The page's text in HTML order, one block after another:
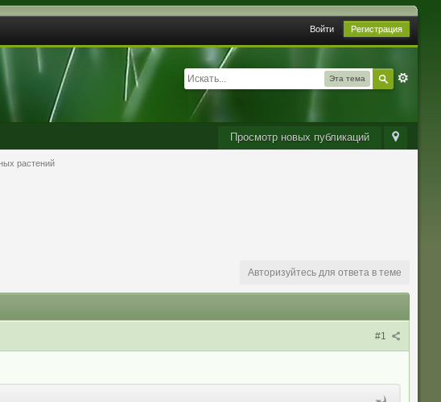
Войти Регистрация
Эта тема
Просмотр новых публикаций
растений
Авторизуйтесь для ответа в теме
#1